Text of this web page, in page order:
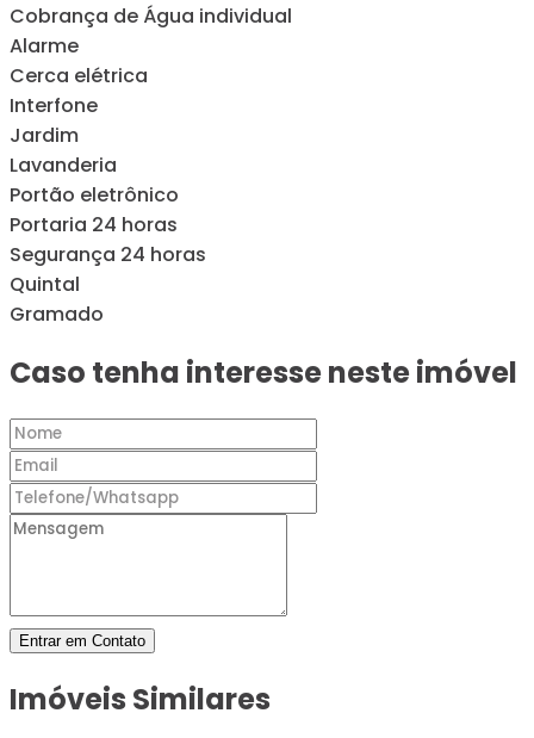
Cobrança de Água individual
Alarme
Cerca elétrica
Interfone
Jardim
Lavanderia
Portão eletrônico
Portaria 24 horas
Segurança 24 horas
Quintal
Gramado
Caso tenha interesse neste imóvel
Entrar em Contato
Imóveis Similares